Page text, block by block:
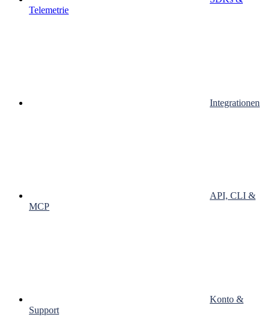
Telemetrie
Integrationen
API, CLI &
MCP
Konto &
Support